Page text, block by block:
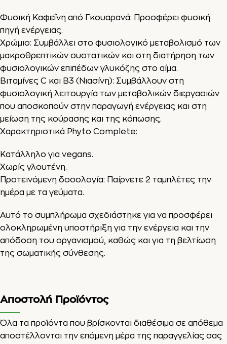
Φυσική Καφεΐνη από Γκουαρανά: Προσφέρει φυσική
πηγή ενέργειας.
Χρώμιο: Συμβάλλει στο φυσιολογικό μεταβολισμό των
μακροθρεπτικών συστατικών και στη διατήρηση των
φυσιολογικών επιπέδων γλυκόζης στο αίμα.
Βιταμίνες C και B3 (Νιασίνη): Συμβάλλουν στη
φυσιολογική λειτουργία των μεταβολικών διεργασιών
που αποσκοπούν στην παραγωγή ενέργειας και στη
μείωση της κούρασης και της κόπωσης.
Χαρακτηριστικά Phyto Complete:
Κατάλληλο για vegans.
Χωρίς γλουτένη.
Προτεινόμενη δοσολογία: Παίρνετε 2 ταμπλέτες την
ημέρα με τα γεύματα.
Αυτό το συμπλήρωμα σχεδιάστηκε για να προσφέρει
ολοκληρωμένη υποστήριξη για την ενέργεια και την
απόδοση του οργανισμού, καθώς και για τη βελτίωση
της σωματικής σύνθεσης.
Αποστολή Προϊόντος
Όλα τα προϊόντα που βρίσκονται διαθέσιμα σε απόθεμα
αποστέλλονται την επόμενη μέρα της παραγγελίας σας